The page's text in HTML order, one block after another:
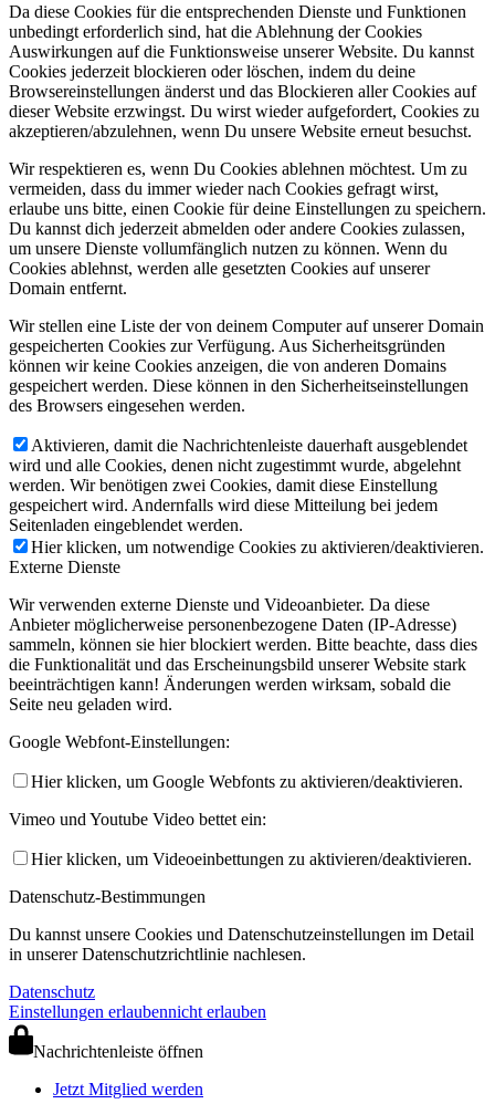
Da diese Cookies für die entsprechenden Dienste und Funktionen
unbedingt erforderlich sind, hat die Ablehnung der Cookies
Auswirkungen auf die Funktionsweise unserer Website. Du kannst
Cookies jederzeit blockieren oder löschen, indem du deine
Browsereinstellungen änderst und das Blockieren aller Cookies auf
dieser Website erzwingst. Du wirst wieder aufgefordert, Cookies zu
akzeptieren/abzulehnen, wenn Du unsere Website erneut besuchst.
Wir respektieren es, wenn Du Cookies ablehnen möchtest. Um zu
vermeiden, dass du immer wieder nach Cookies gefragt wirst,
erlaube uns bitte, einen Cookie für deine Einstellungen zu speichern.
Du kannst dich jederzeit abmelden oder andere Cookies zulassen,
um unsere Dienste vollumfänglich nutzen zu können. Wenn du
Cookies ablehnst, werden alle gesetzten Cookies auf unserer
Domain entfernt.
Wir stellen eine Liste der von deinem Computer auf unserer Domain
gespeicherten Cookies zur Verfügung. Aus Sicherheitsgründen
können wir keine Cookies anzeigen, die von anderen Domains
gespeichert werden. Diese können in den Sicherheitseinstellungen
des Browsers eingesehen werden.
Aktivieren, damit die Nachrichtenleiste dauerhaft ausgeblendet
wird und alle Cookies, denen nicht zugestimmt wurde, abgelehnt
werden. Wir benötigen zwei Cookies, damit diese Einstellung
gespeichert wird. Andernfalls wird diese Mitteilung bei jedem
Seitenladen eingeblendet werden.
Hier klicken, um notwendige Cookies zu aktivieren/deaktivieren.
Externe Dienste
Wir verwenden externe Dienste und Videoanbieter. Da diese
Anbieter möglicherweise personenbezogene Daten (IP-Adresse)
sammeln, können sie hier blockiert werden. Bitte beachte, dass dies
die Funktionalität und das Erscheinungsbild unserer Website stark
beeinträchtigen kann! Änderungen werden wirksam, sobald die
Seite neu geladen wird.
Google Webfont-Einstellungen:
Hier klicken, um Google Webfonts zu aktivieren/deaktivieren.
Vimeo und Youtube Video bettet ein:
Hier klicken, um Videoeinbettungen zu aktivieren/deaktivieren.
Datenschutz-Bestimmungen
Du kannst unsere Cookies und Datenschutzeinstellungen im Detail
in unserer Datenschutzrichtlinie nachlesen.
Datenschutz
Einstellungen erlaubennicht erlauben
Nachrichtenleiste öffnen
Jetzt Mitglied werden